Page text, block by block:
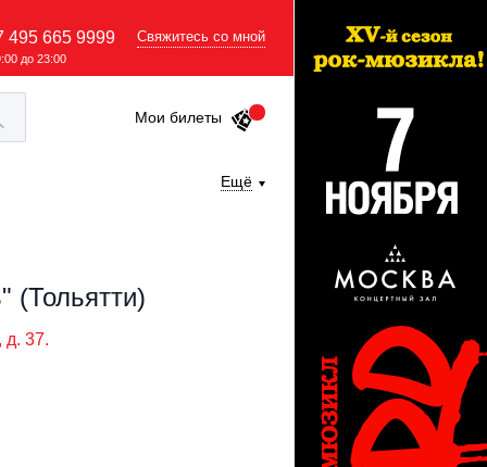
495 665 9999
до 23:00
Свяжитесь со мной
Мои билеты
Ещё
(Тольятти)
д. 37.